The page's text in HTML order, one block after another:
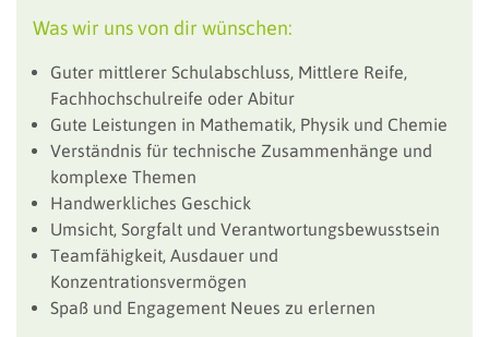
Was wir uns von dir wünschen:
Guter mittlerer Schulabschluss, Mittlere Reife,
Fachhochschulreife oder Abitur
Gute Leistungen in Mathematik, Physik und Chemie
Verständnis für technische Zusammenhänge und
komplexe Themen
Handwerkliches Geschick
Umsicht, Sorgfalt und Verantwortungsbewusstsein
Teamfähigkeit, Ausdauer und
Konzentrationsvermögen
Spaß und Engagement Neues zu erlernen